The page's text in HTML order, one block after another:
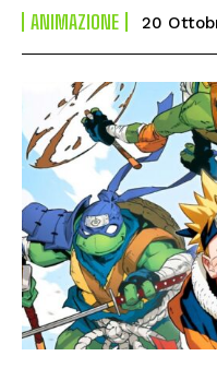
ANIMAZIONE 20